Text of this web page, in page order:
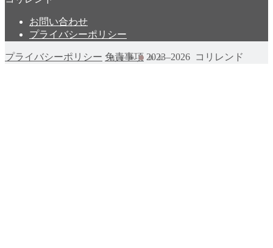
お問い合わせ
プライバシーポリシー
プライバシーポリシー 免責事項 2023–2026 コリレンド